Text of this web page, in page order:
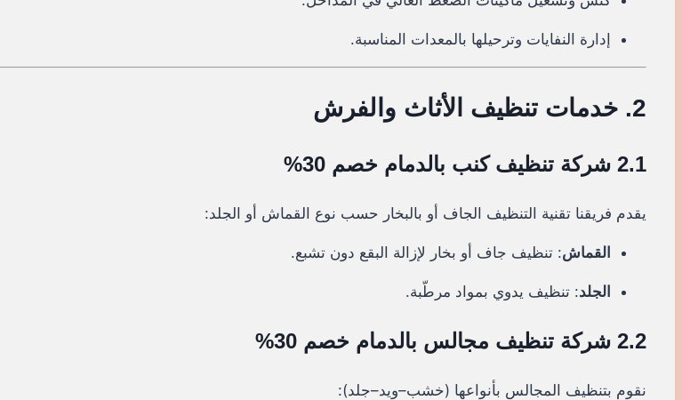
إدارة النفايات وترحيلها بالمعدات المناسبة.
2. خدمات تنظيف الأثاث والفرش
2.1 شركة تنظيف كنب بالدمام خصم 30%
يقدم فريقنا تقنية التنظيف الجاف أو بالبخار حسب نوع القماش أو الجلد:
القماش: تنظيف جاف أو بخار لإزالة البقع دون تشبع.
الجلد: تنظيف يدوي بمواد مرطّبة.
2.2 شركة تنظيف مجالس بالدمام خصم 30%
نقوم بتنظيف المجالس بأنواعها (خشب–ويد–جلد):